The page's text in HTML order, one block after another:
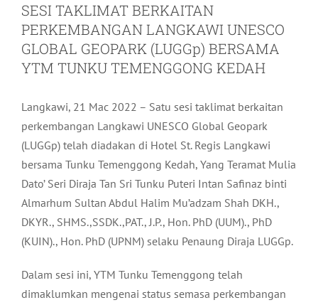
SESI TAKLIMAT BERKAITAN
PERKEMBANGAN LANGKAWI UNESCO
GLOBAL GEOPARK (LUGGp) BERSAMA
YTM TUNKU TEMENGGONG KEDAH
Langkawi, 21 Mac 2022 – Satu sesi taklimat berkaitan
perkembangan Langkawi UNESCO Global Geopark
(LUGGp) telah diadakan di Hotel St. Regis Langkawi
bersama Tunku Temenggong Kedah, Yang Teramat Mulia
Dato’ Seri Diraja Tan Sri Tunku Puteri Intan Safinaz binti
Almarhum Sultan Abdul Halim Mu’adzam Shah DKH.,
DKYR., SHMS.,SSDK.,PAT., J.P., Hon. PhD (UUM)., PhD
(KUIN)., Hon. PhD (UPNM) selaku Penaung Diraja LUGGp.
Dalam sesi ini, YTM Tunku Temenggong telah
dimaklumkan mengenai status semasa perkembangan